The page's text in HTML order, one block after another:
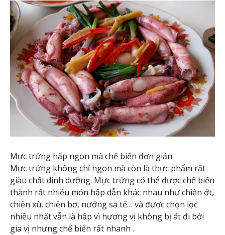
Mực trứng hấp ngon mà chế biến đơn giản.
Mực trứng không chỉ ngon mà còn là thực phẩm rất
giàu chất dinh dưỡng. Mực trứng có thể được chế biến
thành rất nhiều món hấp dẫn khác nhau như chiên ớt,
chiên xù, chiên bơ, nướng sa tế… và được chọn lọc
nhiều nhất vẫn là hấp vì hương vị không bị át đi bởi
gia vị nhưng chế biến rất nhanh .